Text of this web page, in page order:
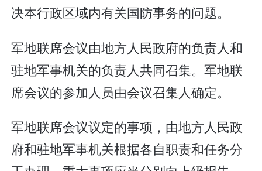
决本行政区域内有关国防事务的问题。
军地联席会议由地方人民政府的负责人和
驻地军事机关的负责人共同召集。军地联
席会议的参加人员由会议召集人确定。
军地联席会议议定的事项，由地方人民政
府和驻地军事机关根据各自职责和任务分